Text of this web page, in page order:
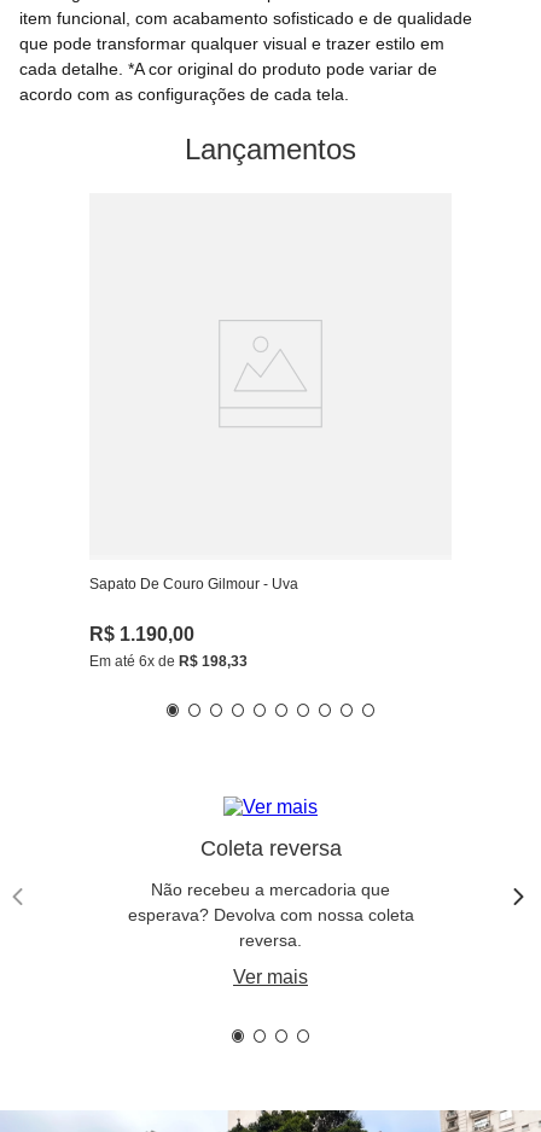
item funcional, com acabamento sofisticado e de qualidade
que pode transformar qualquer visual e trazer estilo em
cada detalhe. *A cor original do produto pode variar de
acordo com as configurações de cada tela.
Lançamentos
Sapato De Couro Gilmour - Uva
R$ 1.190,00
Em até 6x de R$ 198,33
Coleta reversa
Não recebeu a mercadoria que
esperava? Devolva com nossa coleta
reversa.
Ver mais